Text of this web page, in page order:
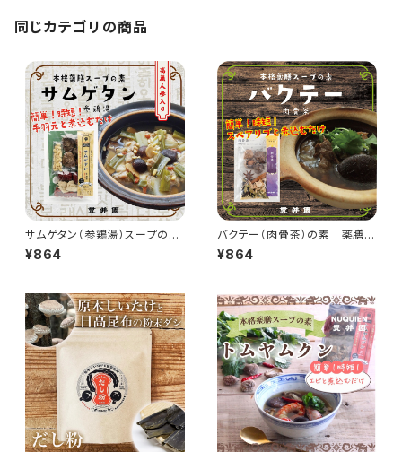
同じカテゴリの商品
サムゲタン（参鶏湯）スープの
素 薬膳ミックス
¥864
バクテー（肉骨茶）の素 薬膳ス
ープ 3〜4人前
¥864